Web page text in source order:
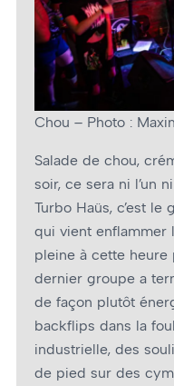
Chou – Photo :
Salade de chou,
soir, ce sera ni l’un
Turbo Haüs, c’est le
qui vient enflammer
pleine à cette heure
dernier groupe a
de façon plutôt
backflips dans la
industrielle, des
de pied sur des